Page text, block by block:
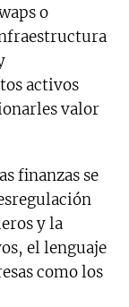
o
activos
valor
finanzas se
y la
el lenguaje
como los